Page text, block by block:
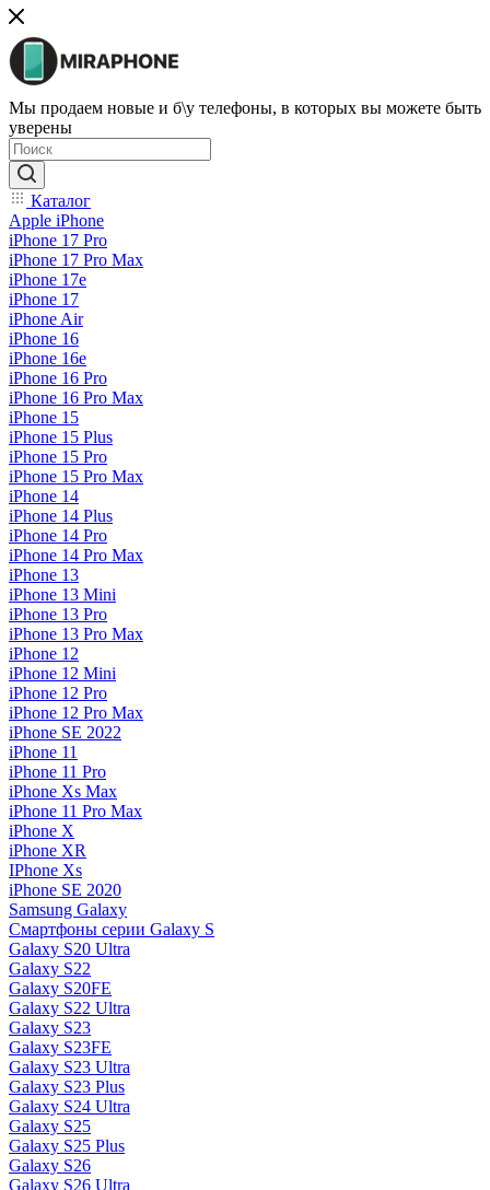
Мы продаем новые и б\у телефоны, в которых вы можете быть
уверены
Каталог
Apple iPhone
iPhone 17 Pro
iPhone 17 Pro Max
iPhone 17e
iPhone 17
iPhone Air
iPhone 16
iPhone 16e
iPhone 16 Pro
iPhone 16 Pro Max
iPhone 15
iPhone 15 Plus
iPhone 15 Pro
iPhone 15 Pro Max
iPhone 14
iPhone 14 Plus
iPhone 14 Pro
iPhone 14 Pro Max
iPhone 13
iPhone 13 Mini
iPhone 13 Pro
iPhone 13 Pro Max
iPhone 12
iPhone 12 Mini
iPhone 12 Pro
iPhone 12 Pro Max
iPhone SE 2022
iPhone 11
iPhone 11 Pro
iPhone Xs Max
iPhone 11 Pro Max
iPhone X
iPhone XR
IPhone Xs
iPhone SE 2020
Samsung Galaxy
Смартфоны серии Galaxy S
Galaxy S20 Ultra
Galaxy S22
Galaxy S20FE
Galaxy S22 Ultra
Galaxy S23
Galaxy S23FE
Galaxy S23 Ultra
Galaxy S23 Plus
Galaxy S24 Ultra
Galaxy S25
Galaxy S25 Plus
Galaxy S26
Galaxy S26 Ultra